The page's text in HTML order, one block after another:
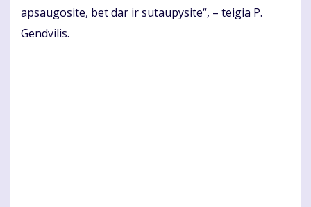
apsaugosite, bet dar ir sutaupysite“, – teigia P.
Gendvilis.